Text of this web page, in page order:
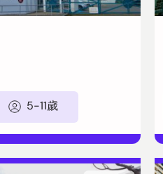
5-11歲